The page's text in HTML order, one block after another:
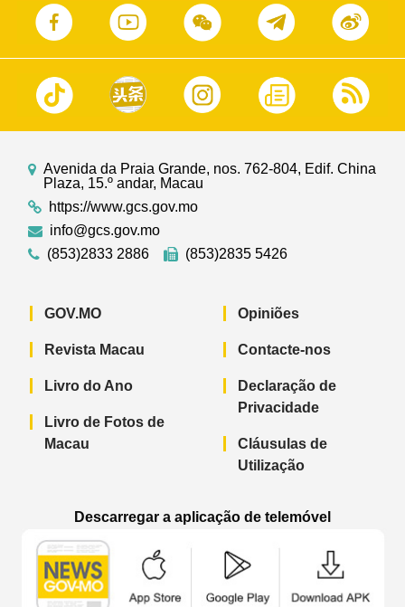
Avenida da Praia Grande, nos. 762-804, Edif. China
Plaza, 15.º andar, Macau
https://www.gcs.gov.mo
info@gcs.gov.mo
(853)2833 2886
(853)2835 5426
GOV.MO
Revista Macau
Livro do Ano
Livro de Fotos de
Macau
Opiniões
Contacte-nos
Declaração de
Privacidade
Cláusulas de
Utilização
Descarregar a aplicação de telemóvel